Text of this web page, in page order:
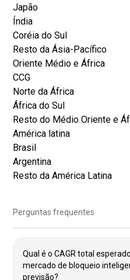
Japão
Índia
Coréia do Sul
Resto da Ásia-Pacífico
Oriente Médio e África
CCG
Norte da África
África do Sul
Resto do Médio Oriente e
América latina
Brasil
Argentina
Resto da América Latina
Perguntas frequentes
Qual é o CAGR total
mercado de bloqueio
previsão?